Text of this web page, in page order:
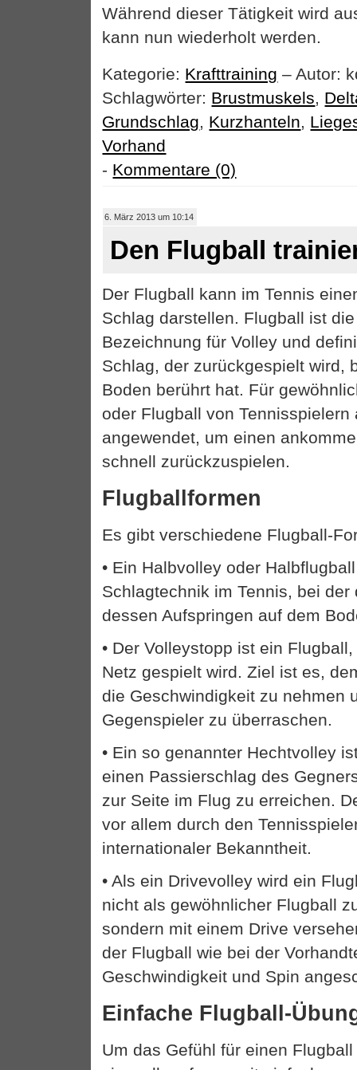
Während dieser Tätigkeit wird
kann nun wiederholt werden.
Kategorie: Krafttraining – Autor:
Schlagwörter: Brustmuskels,
Grundschlag, Kurzhanteln,
Vorhand
- Kommentare (0)
6. März 2013 um 10:14
Den Flugball
Der Flugball kann im Tennis
Schlag darstellen. Flugball ist
Bezeichnung für Volley und
Schlag, der zurückgespielt wird,
Boden berührt hat. Für
oder Flugball von Tennisspielern
angewendet, um einen
schnell zurückzuspielen.
Flugballformen
Es gibt verschiedene Flugball-
• Ein Halbvolley oder
Schlagtechnik im Tennis, bei
dessen Aufspringen auf dem
• Der Volleystopp ist ein
Netz gespielt wird. Ziel ist es,
die Geschwindigkeit zu nehmen
Gegenspieler zu überraschen.
• Ein so genannter Hechtvolley
einen Passierschlag des
zur Seite im Flug zu erreichen.
vor allem durch den
internationaler Bekanntheit.
• Als ein Drivevolley wird ein
nicht als gewöhnlicher Flugball
sondern mit einem Drive
der Flugball wie bei der
Geschwindigkeit und Spin
Einfache Flugball-
Um das Gefühl für einen